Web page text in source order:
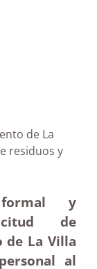
de La
residuos y
formal y
de
La Villa
al